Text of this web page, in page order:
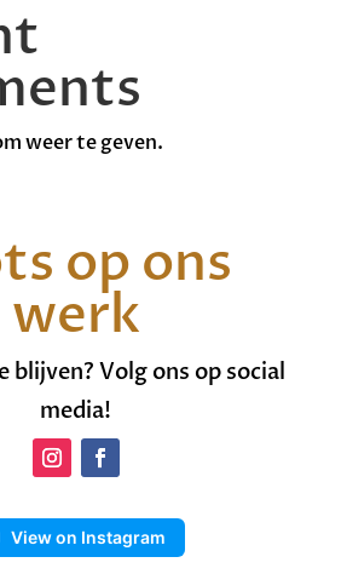
weer te geven.
op ons
werk
blijven? Volg ons op social
media!
View on Instagram